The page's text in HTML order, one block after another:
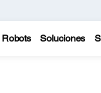
Robots Soluciones